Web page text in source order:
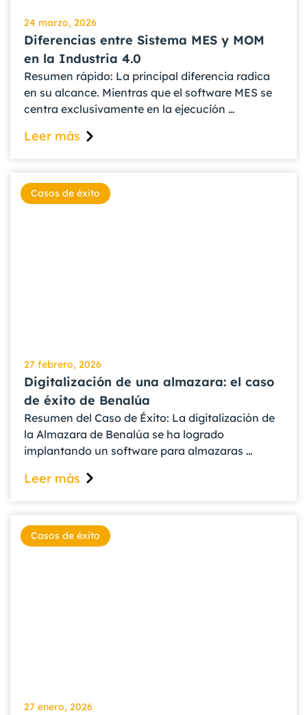
24 marzo, 2026
Diferencias entre Sistema MES y MOM
en la Industria 4.0
Resumen rápido: La principal diferencia radica
en su alcance. Mientras que el software MES se
centra exclusivamente en la ejecución …
Leer más
Casos de éxito
27 febrero, 2026
Digitalización de una almazara: el caso
de éxito de Benalúa
Resumen del Caso de Éxito: La digitalización de
la Almazara de Benalúa se ha logrado
implantando un software para almazaras …
Leer más
Casos de éxito
27 enero, 2026